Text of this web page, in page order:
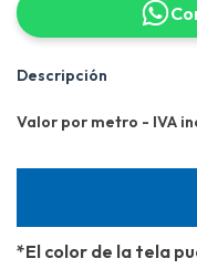
Descripción
Valor por metro - IVA
*El color de la tela